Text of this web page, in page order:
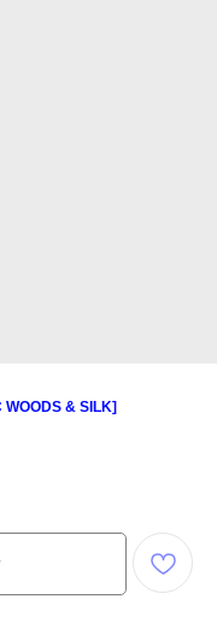
& SILK]